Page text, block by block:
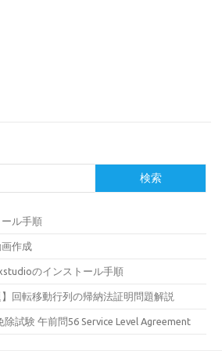
検索
ール手順
作成
のインストール手順
】回転移動行列の帰納法証明問題解説
試験 午前問56 Service Level Agreement